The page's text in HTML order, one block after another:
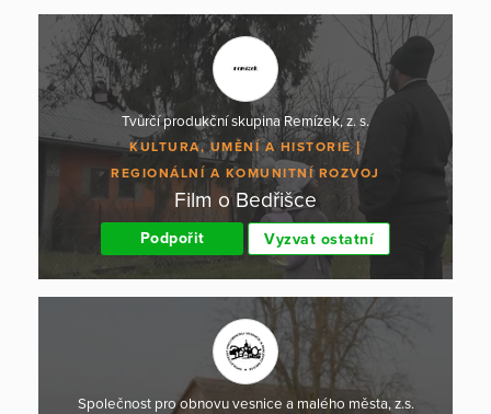
Tvůrčí produkční skupina Remízek, z. s.
KULTURA, UMĚNÍ A HISTORIE
REGIONÁLNÍ A KOMUNITNÍ ROZVOJ
Film o Bedřišce
Podpořit Vyzvat ostatní
Společnost pro obnovu vesnice a malého města, z.s.